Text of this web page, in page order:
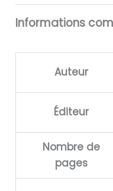
Informations
Auteur
Éditeur
Nombre de
pages